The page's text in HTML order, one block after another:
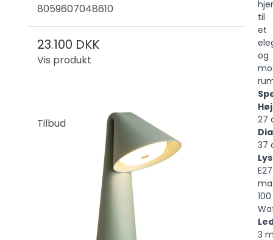
8059607048610
23.100 DKK
Vis produkt
Tilbud
til
et
og
27
37
E27
100
3